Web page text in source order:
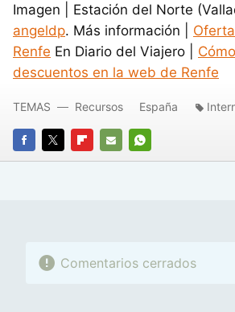
Imagen | Estación del Norte
angeldp. Más información |
Renfe En Diario del Viajero |
descuentos en la web de Renfe
FACEBOOK
TWITTERFLIPBOARD
E-
WHATSAPP
TEMAS Recursos España
Comentarios cerrados